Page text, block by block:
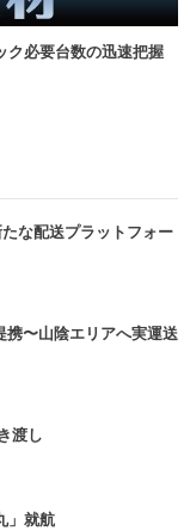
ク必要台数の迅速把握
な配送プラットフォー
〜山陰エリアへ実運送
渡し
」就航